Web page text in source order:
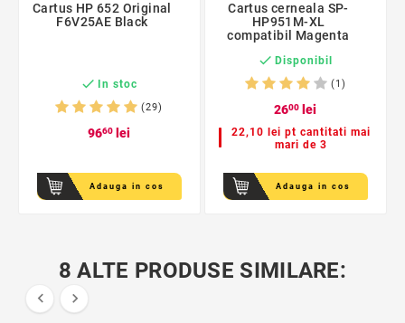
Cartus HP 652 Original
F6V25AE Black
 In stoc
(29)
9660 lei
Adauga in cos
Cartus cerneala SP-
HP951M-XL
compatibil Magenta
 Disponibil
(1)
2600 lei
22,10 lei pt cantitati mai
mari de 3
Adauga in cos
8 ALTE PRODUSE SIMILARE:
 